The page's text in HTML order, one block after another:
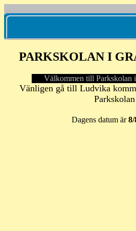
PARKSKOLAN I
Välkommen till Parkskolan i
Vänligen gå till Ludvika
Parkskolan
Dagens datum är8/